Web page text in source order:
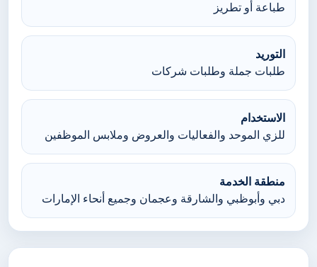
طباعة أو تطريز
التوريد
طلبات جملة وطلبات شركات
الاستخدام
للزي الموحد والفعاليات والعروض وملابس الموظفين
منطقة الخدمة
دبي وأبوظبي والشارقة وعجمان وجميع أنحاء الإمارات